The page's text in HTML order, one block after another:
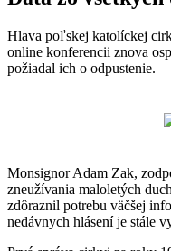
Hlava poľskej katolíckej
online konferencii znova
požiadal ich o odpustenie.
Monsignor Adam Zak,
zneužívania maloletých
zdôraznil potrebu väčšej
nedávnych hlásení je stále